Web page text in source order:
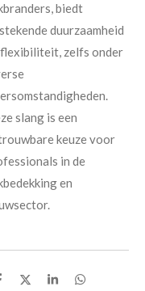
biedt
duurzaamheid
zelfs onder
slang is een
keuze voor
in de
en
D
S
D